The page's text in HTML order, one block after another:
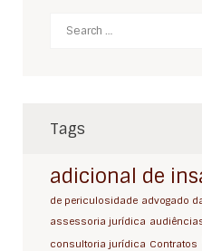
Search
Tags
adicional de
de periculosidade advogado
assessoria jurídica
consultoria jurídica Contratos